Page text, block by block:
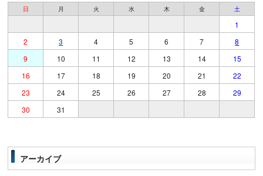
日 月 火 水 木 金 土
1
2
3 4 5 6 7
8
9
10 11 12 13 14
15
16
17 18 19 20 21
22
23
24 25 26 27 28
29
30
31
アーカイブ